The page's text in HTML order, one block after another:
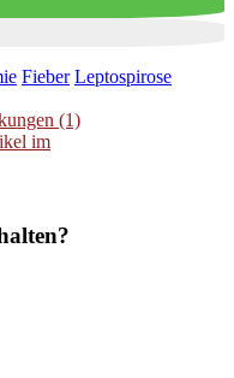
Fieber Leptospirose
(1)
im